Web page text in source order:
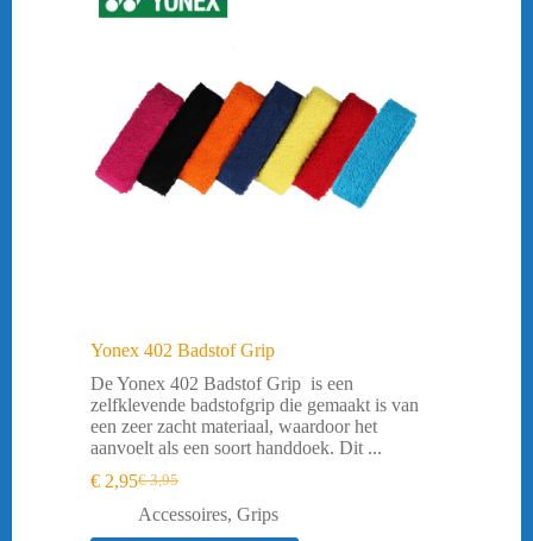
Yonex 402 Badstof Grip
De Yonex 402 Badstof Grip is een
zelfklevende badstofgrip die gemaakt is van
een zeer zacht materiaal, waardoor het
aanvoelt als een soort handdoek. Dit ...
€3,95
Oorspronkelijke
prijs
€ 2,95Huidige
prijs
Accessoires, Grips